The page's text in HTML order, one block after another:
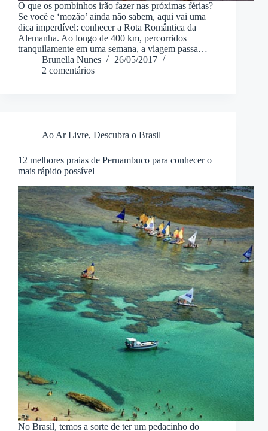
O que os pombinhos irão fazer nas próximas férias?
Se você e ‘mozão’ ainda não sabem, aqui vai uma
dica imperdível: conhecer a Rota Romântica da
Alemanha. Ao longo de 400 km, percorridos
tranquilamente em uma semana, a viagem passa…
Brunella Nunes
26/05/2017
2 comentários
Ao Ar Livre, Descubra o Brasil
12 melhores praias de Pernambuco para conhecer o
mais rápido possível
No Brasil, temos a sorte de ter um pedacinho do